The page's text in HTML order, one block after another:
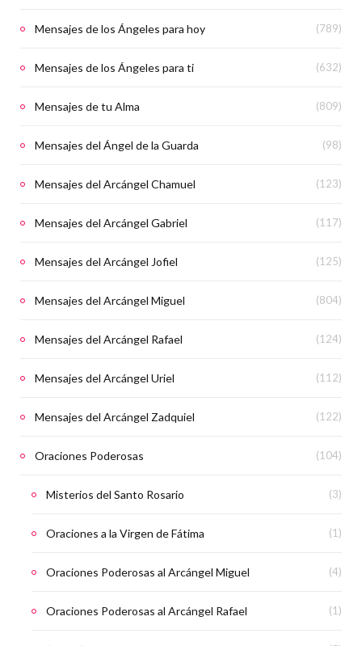
Mensajes de los Ángeles para hoy (789)
Mensajes de los Ángeles para ti (632)
Mensajes de tu Alma (809)
Mensajes del Ángel de la Guarda (98)
Mensajes del Arcángel Chamuel (123)
Mensajes del Arcángel Gabriel (117)
Mensajes del Arcángel Jofiel (125)
Mensajes del Arcángel Miguel (804)
Mensajes del Arcángel Rafael (124)
Mensajes del Arcángel Uriel (112)
Mensajes del Arcángel Zadquiel (122)
Oraciones Poderosas (104)
Misterios del Santo Rosario (3)
Oraciones a la Virgen de Fátima (1)
Oraciones Poderosas al Arcángel Miguel (4)
Oraciones Poderosas al Arcángel Rafael (1)